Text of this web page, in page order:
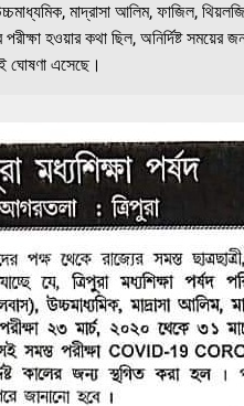
মাদ্রাসা আলিম, ফাজিল, থিয়লজি,
পরীক্ষা হওয়ার কথা ছিল, অনির্দিষ্ট
ঘোষণা এসেছে।